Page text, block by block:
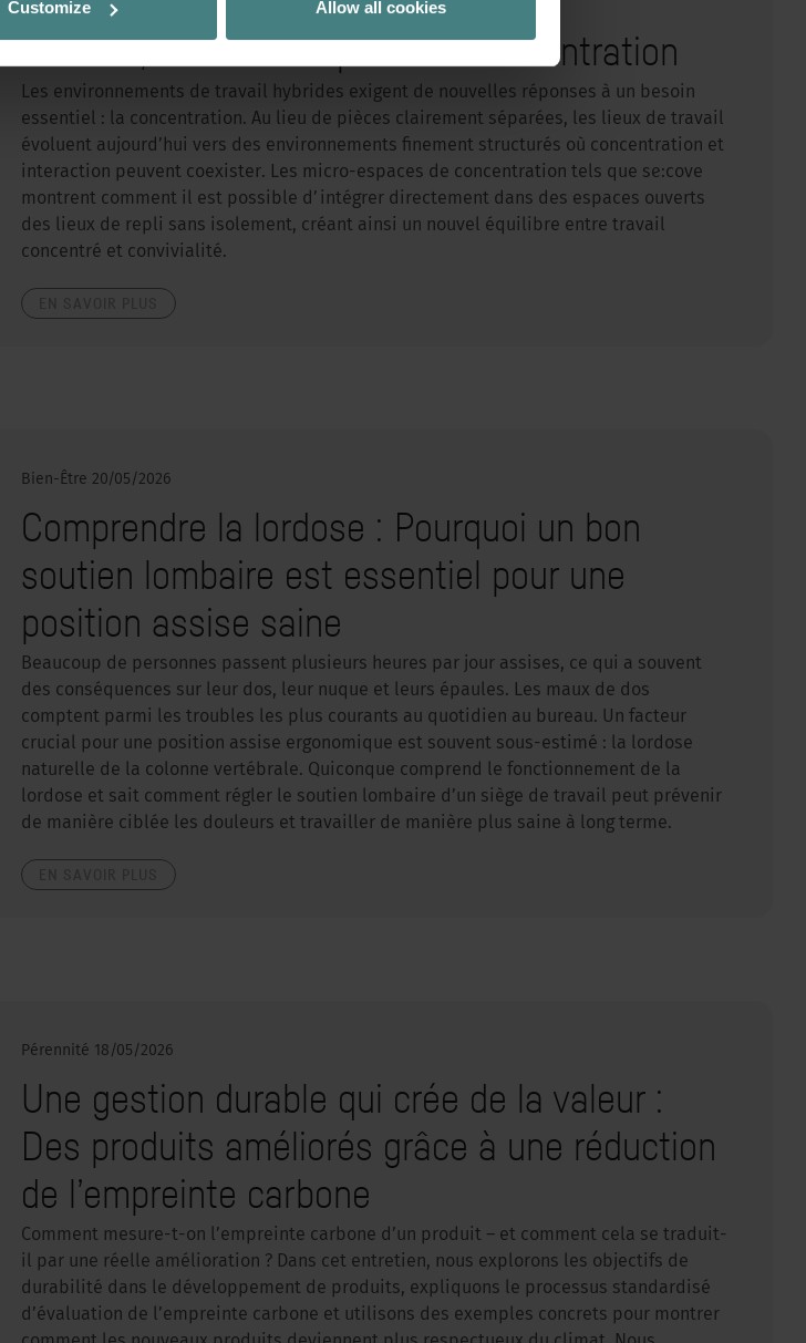
Customize Allow all cookies
Solutions22/05/2026
se:cove, un micro-espace de concentration
Les environnements de travail hybrides exigent de nouvelles réponses à un besoin
essentiel : la concentration. Au lieu de pièces clairement séparées, les lieux de travail
évoluent aujourd’hui vers des environnements finement structurés où concentration et
interaction peuvent coexister. Les micro-espaces de concentration tels que se:cove
montrent comment il est possible d’intégrer directement dans des espaces ouverts
des lieux de repli sans isolement, créant ainsi un nouvel équilibre entre travail
concentré et convivialité.
Bien-Être 20/05/2026
Comprendre la lordose : Pourquoi un bon
soutien lombaire est essentiel pour une
position assise saine
Beaucoup de personnes passent plusieurs heures par jour assises, ce qui a souvent
des conséquences sur leur dos, leur nuque et leurs épaules. Les maux de dos
comptent parmi les troubles les plus courants au quotidien au bureau. Un facteur
crucial pour une position assise ergonomique est souvent sous-estimé : la lordose
naturelle de la colonne vertébrale. Quiconque comprend le fonctionnement de la
lordose et sait comment régler le soutien lombaire d’un siège de travail peut prévenir
de manière ciblée les douleurs et travailler de manière plus saine à long terme.
Pérennité 18/05/2026
Une gestion durable qui crée de la valeur :
Des produits améliorés grâce à une réduction
de l’empreinte carbone
Comment mesure-t-on l’empreinte carbone d’un produit – et comment cela se traduit-
il par une réelle amélioration ? Dans cet entretien, nous explorons les objectifs de
durabilité dans le développement de produits, expliquons le processus standardisé
d’évaluation de l’empreinte carbone et utilisons des exemples concrets pour montrer